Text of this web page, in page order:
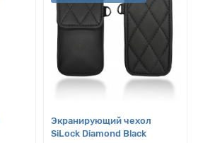
Экранирующий чехол
SiLock Diamond Black